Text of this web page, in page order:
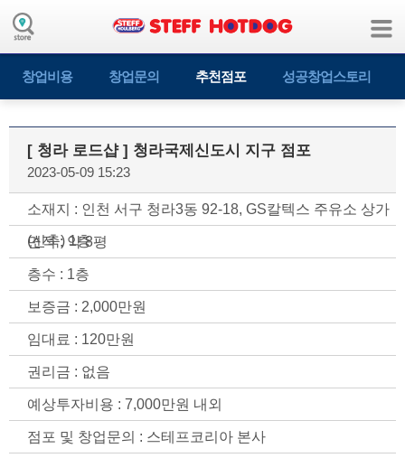
창업비용 창업문의 추천점포 성공창업스토리
[ 청라 로드샵 ] 청라국제신도시 지구 점포
2023-05-09 15:23
소재지 : 인천 서구 청라3동 92-18, GS칼텍스 주유소 상가
(신축) 1층
면적 : 약 8평
층수 : 1층
보증금 : 2,000만원
임대료 : 120만원
권리금 : 없음
예상투자비용 : 7,000만원 내외
점포 및 창업문의 : 스테프코리아 본사